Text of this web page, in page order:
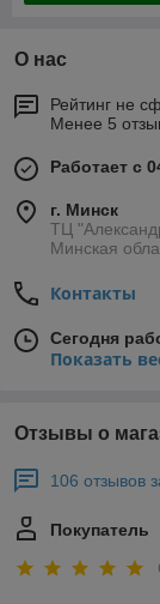
О нас
Рейтинг не
Менее 5
Работает с
г. Минск
ТЦ
Минская
Контакты
Сегодня
Показать
Отзывы о
106 отзывов
Покупатель